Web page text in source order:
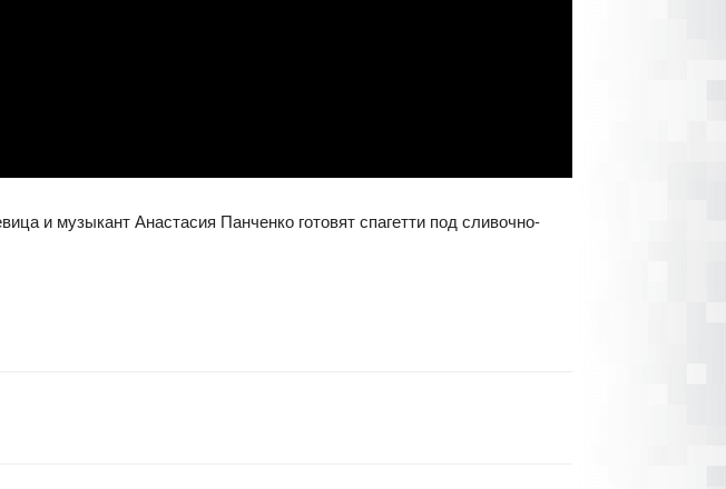
и музыкант Анастасия Панченко готовят спагетти под сливочно-